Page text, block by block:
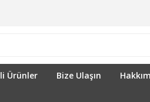
Ürünler Bize Ulaşın